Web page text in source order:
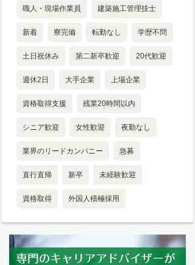
職人・現場作業員 建築施工管理技士
新着 寮完備 転勤なし 学歴不問
土日祝休み 第二新卒歓迎 20代歓迎
週休2日 大手企業 上場企業
資格取得支援 残業20時間以内
シニア歓迎 女性歓迎 夜勤なし
業界のリードカンパニー 急募
直行直帰 新卒 未経験歓迎
資格取得 外国人積極採用